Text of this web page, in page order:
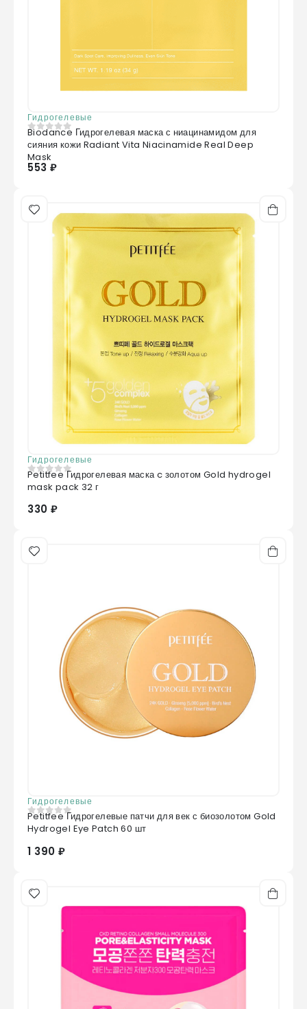
Гидрогелевые
0из 5
Biodance Гидрогелевая маска с ниацинамидом для
сияния кожи Radiant Vita Niacinamide Real Deep
Mask
553 ₽
Гидрогелевые
0 из 5
Petitfee Гидрогелевая маска c золотом Gold hydrogel
mask pack 32 г
330 ₽
Гидрогелевые
0 из 5
Petitfee Гидрогелевые патчи для век с биозолотом Gold
Hydrogel Eye Patch 60 шт
1 390 ₽